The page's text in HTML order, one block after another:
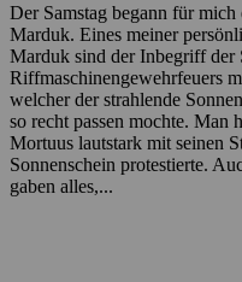
Der Samstag begann für
Marduk. Eines meiner
Marduk sind der Inbegriff der
Riffmaschinengewehrfeuers
welcher der strahlende
so recht passen mochte. Man
Mortuus lautstark mit seinen
Sonnenschein protestierte.
gaben alles,...